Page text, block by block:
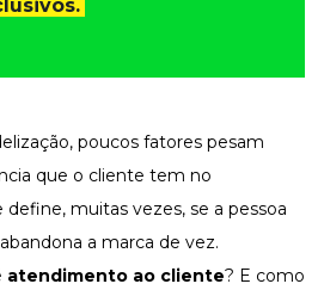
e Negócios
organização
poucos fatores pesam
que o cliente tem no
muitas vezes, se a pessoa
a marca de vez.
atendimento ao cliente? E como